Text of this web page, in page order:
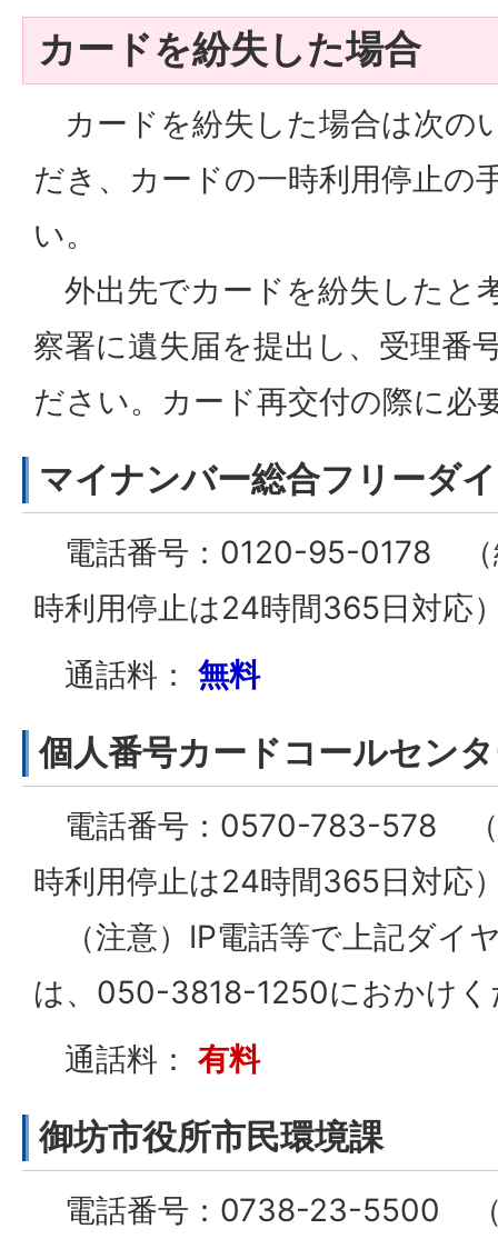
カードを紛失した場合
カードを紛失した場合は次の
だき、カードの一時利用停止の
い。
外出先でカードを紛失したと
察署に遺失届を提出し、受理番
ださい。カード再交付の際に必
マイナンバー総合フリーダ
電話番号：0120-95-0178 （
時利用停止は24時間365日対応
通話料： 無料
個人番号カードコールセン
電話番号：0570-783-578 （
時利用停止は24時間365日対応
（注意）IP電話等で上記ダイ
は、050-3818-1250におかけく
通話料： 有料
御坊市役所市民環境課
電話番号：0738-23-5500 （